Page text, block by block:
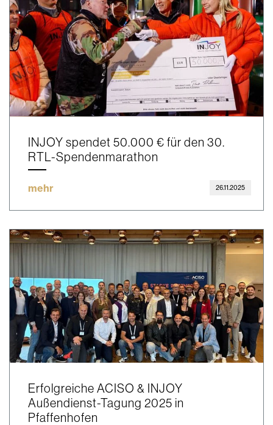
INJOY spendet 50.000 € für den 30.
RTL-Spendenmarathon
mehr 26.11.2025
Erfolgreiche ACISO & INJOY
Außendienst-Tagung 2025 in
Pfaffenhofen